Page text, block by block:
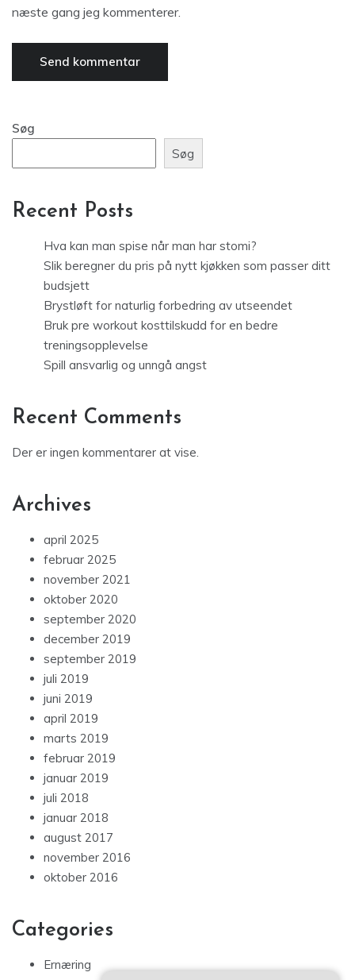
næste gang jeg kommenterer.
Søg
Søg
Recent Posts
Hva kan man spise når man har stomi?
Slik beregner du pris på nytt kjøkken som passer ditt
budsjett
Brystløft for naturlig forbedring av utseendet
Bruk pre workout kosttilskudd for en bedre
treningsopplevelse
Spill ansvarlig og unngå angst
Recent Comments
Der er ingen kommentarer at vise.
Archives
april 2025
februar 2025
november 2021
oktober 2020
september 2020
december 2019
september 2019
juli 2019
juni 2019
april 2019
marts 2019
februar 2019
januar 2019
juli 2018
januar 2018
august 2017
november 2016
oktober 2016
Categories
Ernæring